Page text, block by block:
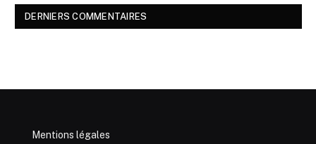
DERNIERS COMMENTAIRES
Mentions légales